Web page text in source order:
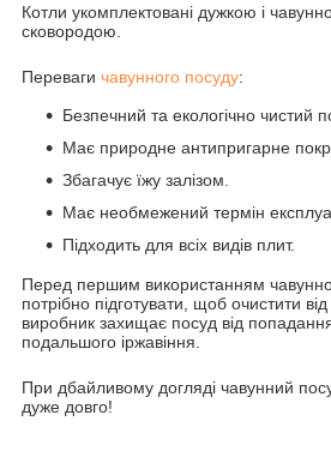
Котли укомплектовані дужкою і
сковородою.
Переваги чавунного посуду:
Безпечний та екологічно чистий
Має природне антипригарне
Збагачує їжу залізом.
Має необмежений термін
Підходить для всіх видів плит.
Перед першим використанням
потрібно підготувати, щоб очистити
виробник захищає посуд від
подальшого іржавіння.
При дбайливому догляді чавунний
дуже довго!